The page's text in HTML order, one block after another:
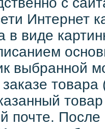
Интернет
в виде
выбранной
товара
почте. После